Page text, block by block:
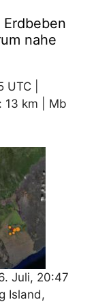
nahe
|
13 km | Mb
Juli, 20:47
Island,